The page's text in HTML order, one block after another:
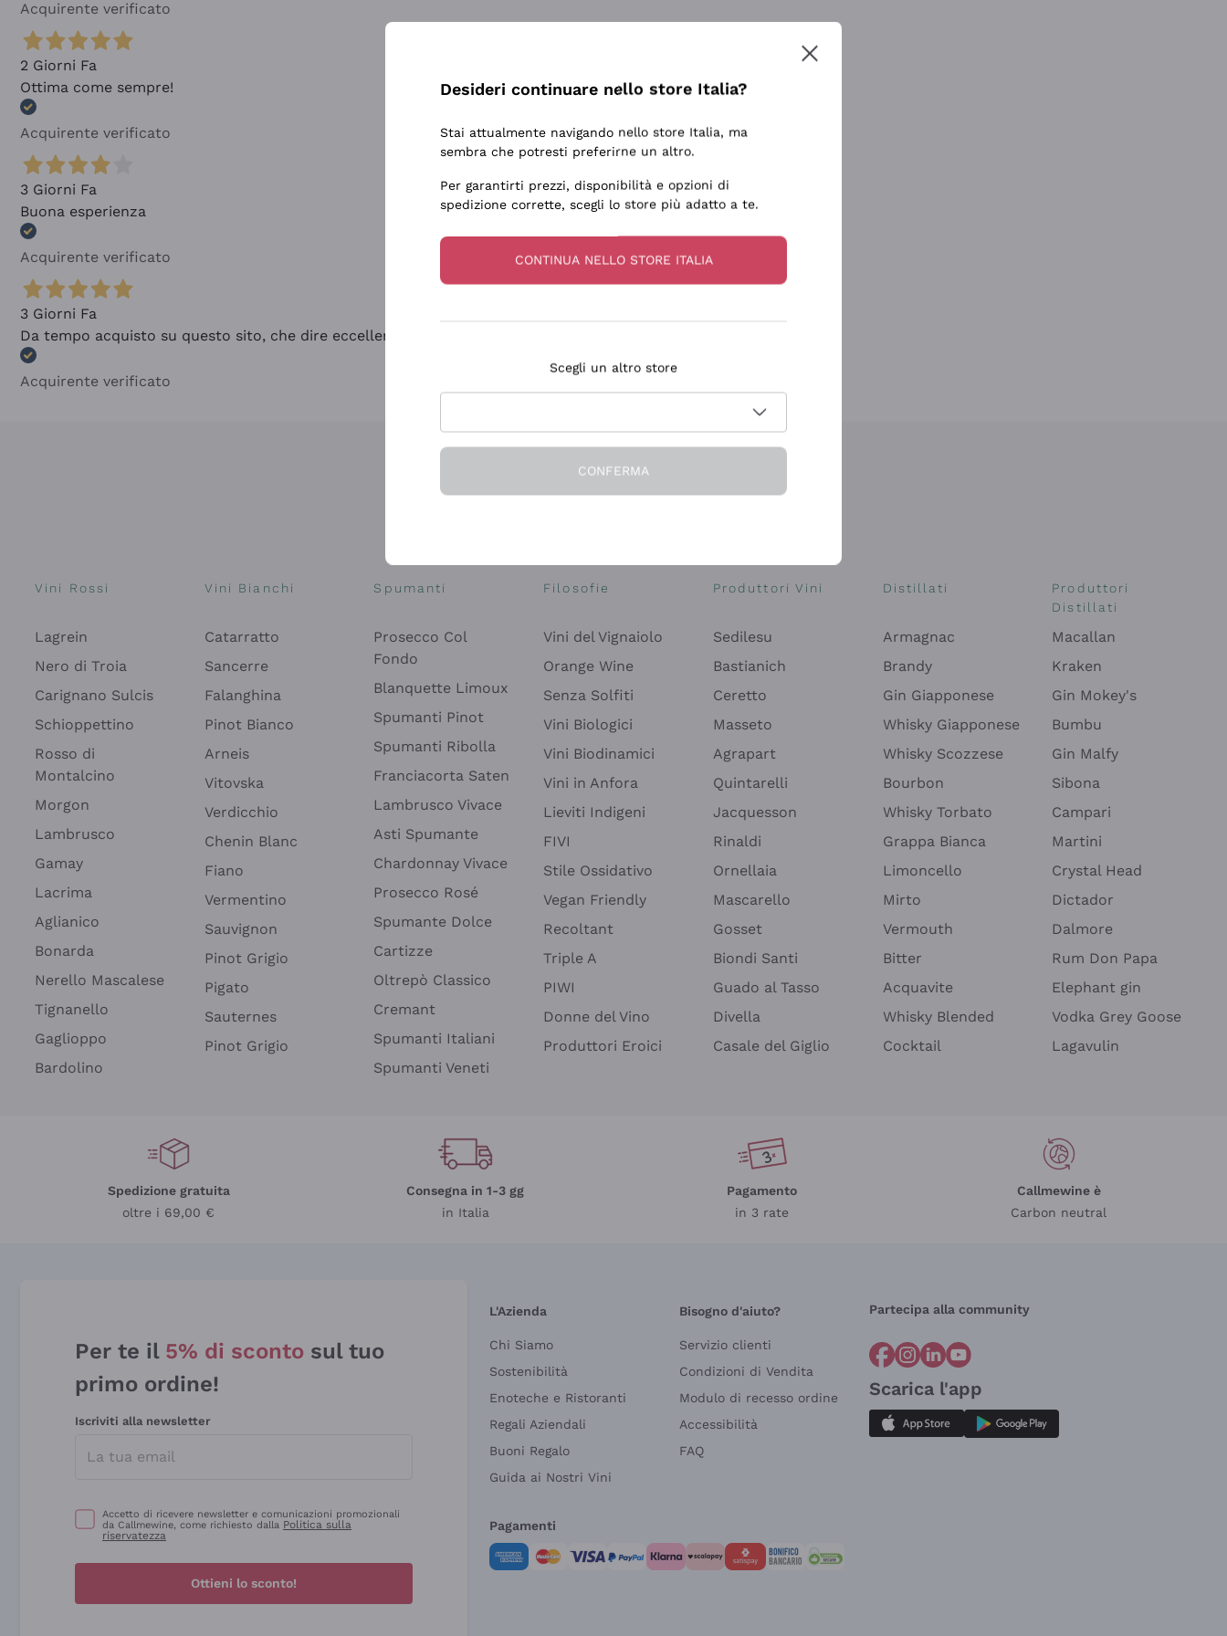
Acquirente verificato
2 Giorni Fa
Ottima come sempre!
Acquirente verificato
3 Giorni Fa
Buona esperienza
Acquirente verificato
3 Giorni Fa
Da tempo acquisto su questo sito, che dire eccellente
Acquirente verificato
Vini Rossi
Lagrein
Nero di Troia
Carignano Sulcis
Schioppettino
Rosso di
Montalcino
Morgon
Lambrusco
Gamay
Lacrima
Aglianico
Bonarda
Nerello Mascalese
Tignanello
Gaglioppo
Bardolino
Vini Bianchi
Catarratto
Sancerre
Falanghina
Pinot Bianco
Arneis
Vitovska
Verdicchio
Chenin Blanc
Fiano
Vermentino
Sauvignon
Pinot Grigio
Pigato
Sauternes
Pinot Grigio
Spumanti
Prosecco Col
Fondo
Blanquette Limoux
Spumanti Pinot
Spumanti Ribolla
Franciacorta Saten
Lambrusco Vivace
Asti Spumante
Chardonnay Vivace
Prosecco Rosé
Spumante Dolce
Cartizze
Oltrepò Classico
Cremant
Spumanti Italiani
Spumanti Veneti
Filosofie
Vini del Vignaiolo
Orange Wine
Senza Solfiti
Vini Biologici
Vini Biodinamici
Vini in Anfora
Lieviti Indigeni
FIVI
Stile Ossidativo
Vegan Friendly
Recoltant
Triple A
PIWI
Donne del Vino
Produttori Eroici
Produttori Vini
Sedilesu
Bastianich
Ceretto
Masseto
Agrapart
Quintarelli
Jacquesson
Rinaldi
Ornellaia
Mascarello
Gosset
Biondi Santi
Guado al Tasso
Divella
Casale del Giglio
Distillati
Armagnac
Brandy
Gin Giapponese
Whisky Giapponese
Whisky Scozzese
Bourbon
Whisky Torbato
Grappa Bianca
Limoncello
Mirto
Vermouth
Bitter
Acquavite
Whisky Blended
Cocktail
Produttori
Distillati
Macallan
Kraken
Gin Mokey's
Bumbu
Gin Malfy
Sibona
Campari
Martini
Crystal Head
Dictador
Dalmore
Rum Don Papa
Elephant gin
Vodka Grey Goose
Lagavulin
Spedizione gratuita
oltre i 69,00 €
Consegna in 1-3 gg
in Italia
Pagamento
in 3 rate
Callmewine è
Carbon neutral
Per te il 5% di sconto sul tuo
primo ordine!
Iscriviti alla newsletter
Accetto di ricevere newsletter e comunicazioni promozionali
da Callmewine, come richiesto dalla Politica sulla
riservatezza
Ottieni lo sconto!
L'Azienda
Chi Siamo
Sostenibilità
Enoteche e Ristoranti
Regali Aziendali
Buoni Regalo
Guida ai Nostri Vini
Bisogno d'aiuto?
Servizio clienti
Condizioni di Vendita
Modulo di recesso ordine
Accessibilità
FAQ
Partecipa alla community
Scarica l'app
Pagamenti
Desideri continuare nello store Italia?
Stai attualmente navigando nello store Italia, ma
sembra che potresti preferirne un altro.
Per garantirti prezzi, disponibilità e opzioni di
spedizione corrette, scegli lo store più adatto a te.
CONTINUA NELLO STORE ITALIA
Scegli un altro store
CONFERMA